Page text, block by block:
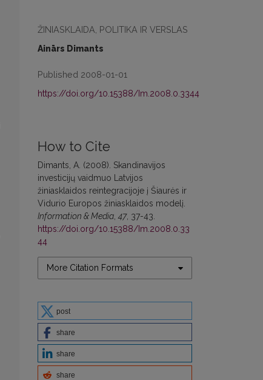
ŽINIASKLAIDA, POLITIKA IR VERSLAS
Ainārs Dimants
Published 2008-01-01
https://doi.org/10.15388/Im.2008.0.3344
How to Cite
Dimants, A. (2008). Skandinavijos
investicijų vaidmuo Latvijos
žiniasklaidos reintegracijoje į Šiaurės ir
Vidurio Europos žiniasklaidos modelį.
Information & Media ,47, 37-43.
https://doi.org/10.15388/Im.2008.0.33
44
More Citation Formats
post
share
share
share